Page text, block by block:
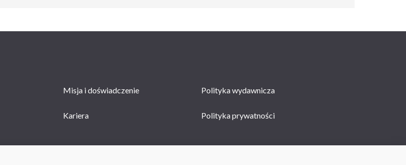
Misja i doświadczenie Polityka wydawnicza
Kariera Polityka prywatności